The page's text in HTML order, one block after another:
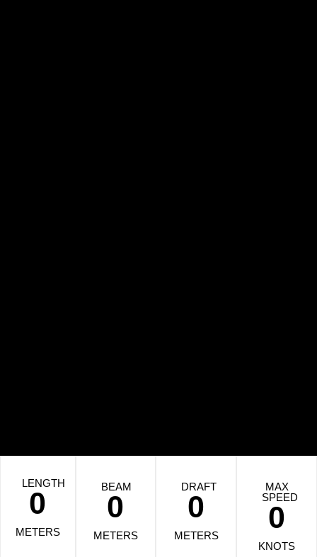
LENGTH
METERS
0 BEAM
METERS
0
DRAFT
METERS
0
MAX
SPEED
KNOTS
0